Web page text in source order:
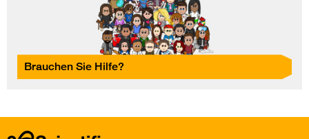
Brauchen Sie Hilfe?
Home